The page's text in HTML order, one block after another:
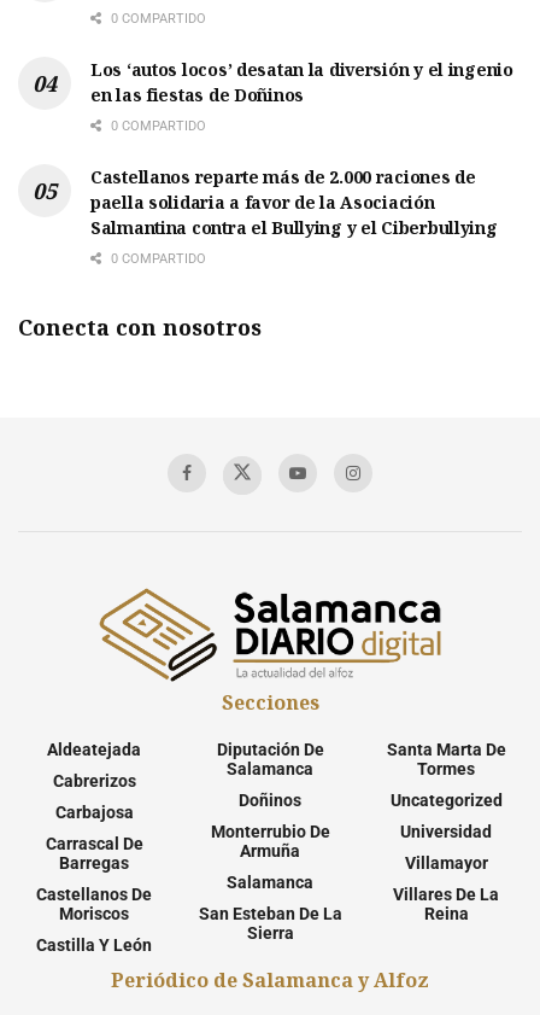
0 COMPARTIDO
Los ‘autos locos’ desatan la diversión y el ingenio
en las fiestas de Doñinos
0 COMPARTIDO
Castellanos reparte más de 2.000 raciones de
paella solidaria a favor de la Asociación
Salmantina contra el Bullying y el Ciberbullying
0 COMPARTIDO
Conecta con nosotros
Secciones
Aldeatejada
Cabrerizos
Carbajosa
Carrascal De
Barregas
Castellanos De
Moriscos
Castilla Y León
Diputación De
Salamanca
Doñinos
Monterrubio De
Armuña
Salamanca
San Esteban De La
Sierra
Santa Marta De
Tormes
Uncategorized
Universidad
Villamayor
Villares De La
Reina
Periódico de Salamanca y Alfoz